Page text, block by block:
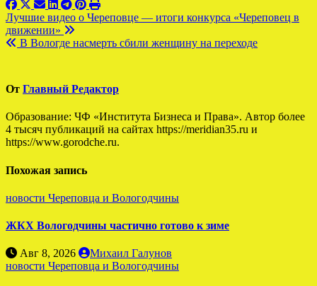
Навигация
по
Лучшие видео о Череповце — итоги конкурса «Череповец в
движении»
В Вологде насмерть сбили женщину на переходе
От Главный Редактор
Образование: ЧФ «Института Бизнеса и Права». Автор более
4 тысяч публикаций на сайтах https://meridian35.ru и
https://www.gorodche.ru.
Похожая запись
новости Череповца и Вологодчины
ЖКХ Вологодчины частично готово к зиме
Авг 8, 2026
Михаил Галунов
новости Череповца и Вологодчины